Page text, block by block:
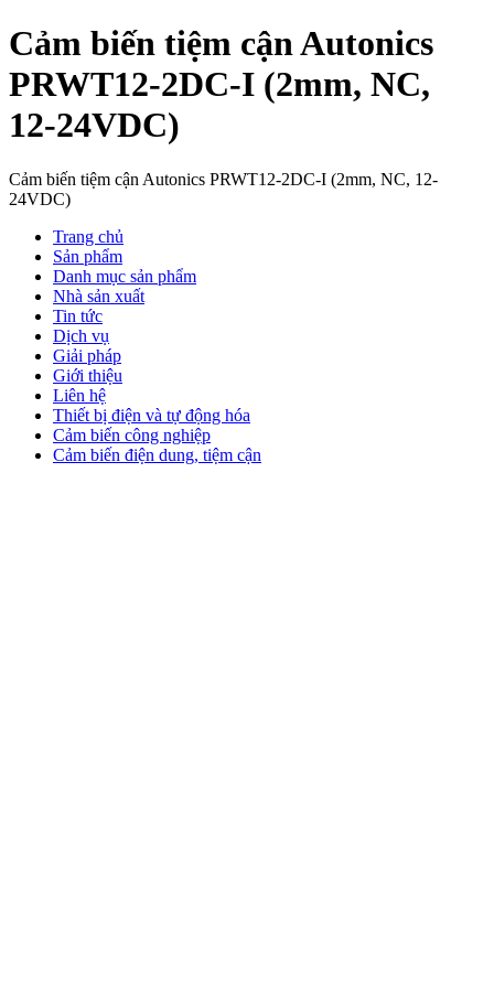
Cảm biến tiệm cận Autonics
PRWT12-2DC-I (2mm, NC,
12-24VDC)
Cảm biến tiệm cận Autonics PRWT12-2DC-I (2mm, NC, 12-
24VDC)
Trang chủ
Sản phẩm
Danh mục sản phẩm
Nhà sản xuất
Tin tức
Dịch vụ
Giải pháp
Giới thiệu
Liên hệ
Thiết bị điện và tự động hóa
Cảm biến công nghiệp
Cảm biến điện dung, tiệm cận